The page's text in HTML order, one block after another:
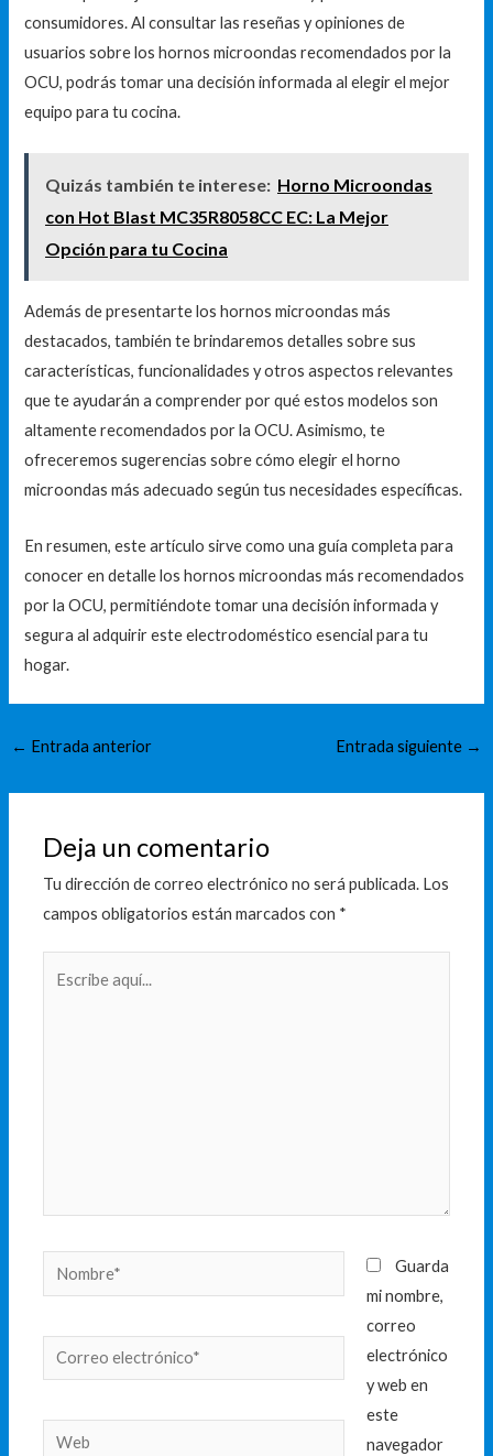
consumidores. Al consultar las reseñas y opiniones de
usuarios sobre los hornos microondas recomendados por la
OCU, podrás tomar una decisión informada al elegir el mejor
equipo para tu cocina.
Quizás también te interese: Horno Microondas
con Hot Blast MC35R8058CC EC: La Mejor
Opción para tu Cocina
Además de presentarte los hornos microondas más
destacados, también te brindaremos detalles sobre sus
características, funcionalidades y otros aspectos relevantes
que te ayudarán a comprender por qué estos modelos son
altamente recomendados por la OCU. Asimismo, te
ofreceremos sugerencias sobre cómo elegir el horno
microondas más adecuado según tus necesidades específicas.
En resumen, este artículo sirve como una guía completa para
conocer en detalle los hornos microondas más recomendados
por la OCU, permitiéndote tomar una decisión informada y
segura al adquirir este electrodoméstico esencial para tu
hogar.
← Entrada anterior Entrada siguiente →
Deja un comentario
Tu dirección de correo electrónico no será publicada. Los
campos obligatorios están marcados con *
Nombre*
Correo
electrónico*
Web
Guarda
mi nombre,
correo
electrónico
y web en
este
navegador